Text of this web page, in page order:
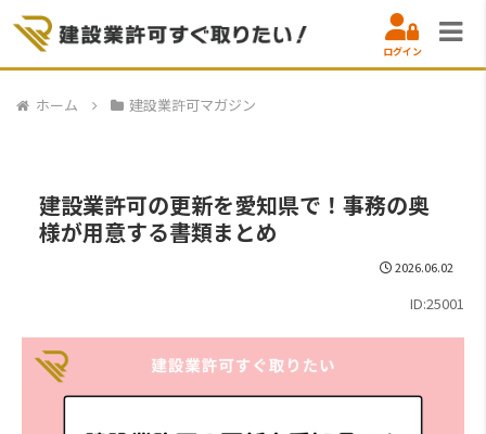
ログイン
ホーム 建設業許可マガジン
建設業許可の更新を愛知県で！事務の奥
様が用意する書類まとめ
2026.06.02
ID:25001